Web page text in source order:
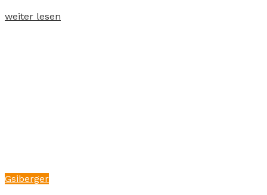
weiter lesen
Gsiberger